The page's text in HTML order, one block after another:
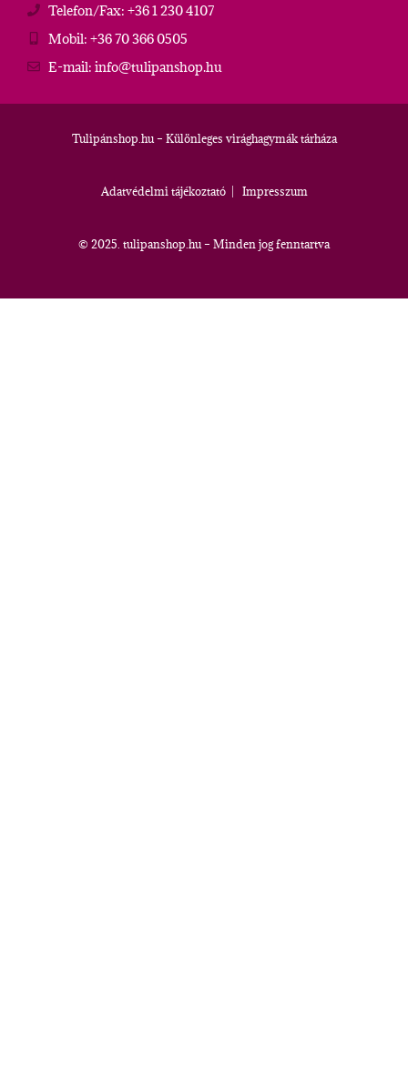
Telefon/Fax: +36 1 230 4107
Mobil: +36 70 366 0505
E-mail: info@tulipanshop.hu
Tulipánshop.hu – Különleges virághagymák tárháza
Adatvédelmi tájékoztató| Impresszum
© 2025. tulipanshop.hu – Minden jog fenntartva